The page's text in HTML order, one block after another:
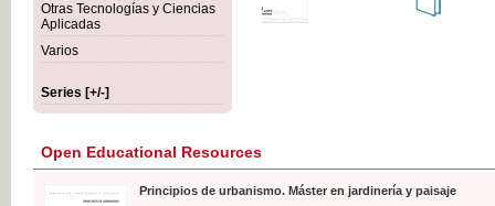
Otras Tecnologías y Ciencias
Aplicadas
Varios
Series [+/-]
Open Educational Resources
Principios de urbanismo. Máster en jardinería y paisaje